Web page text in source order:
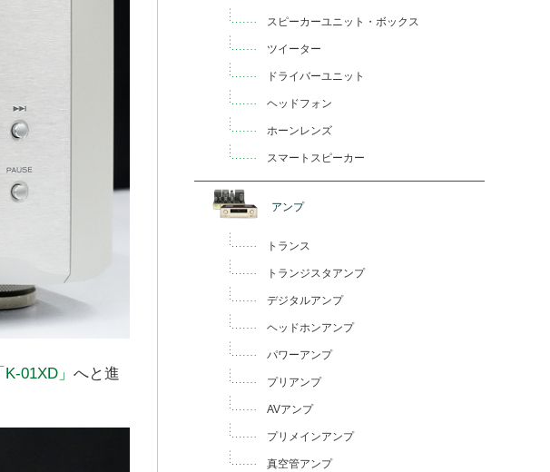
K-01XD」 へと進
スピーカーユニット・ボックス
ツイーター
ドライバーユニット
ヘッドフォン
ホーンレンズ
スマートスピーカー
アンプ
トランス
トランジスタアンプ
デジタルアンプ
ヘッドホンアンプ
パワーアンプ
プリアンプ
AVアンプ
プリメインアンプ
真空管アンプ